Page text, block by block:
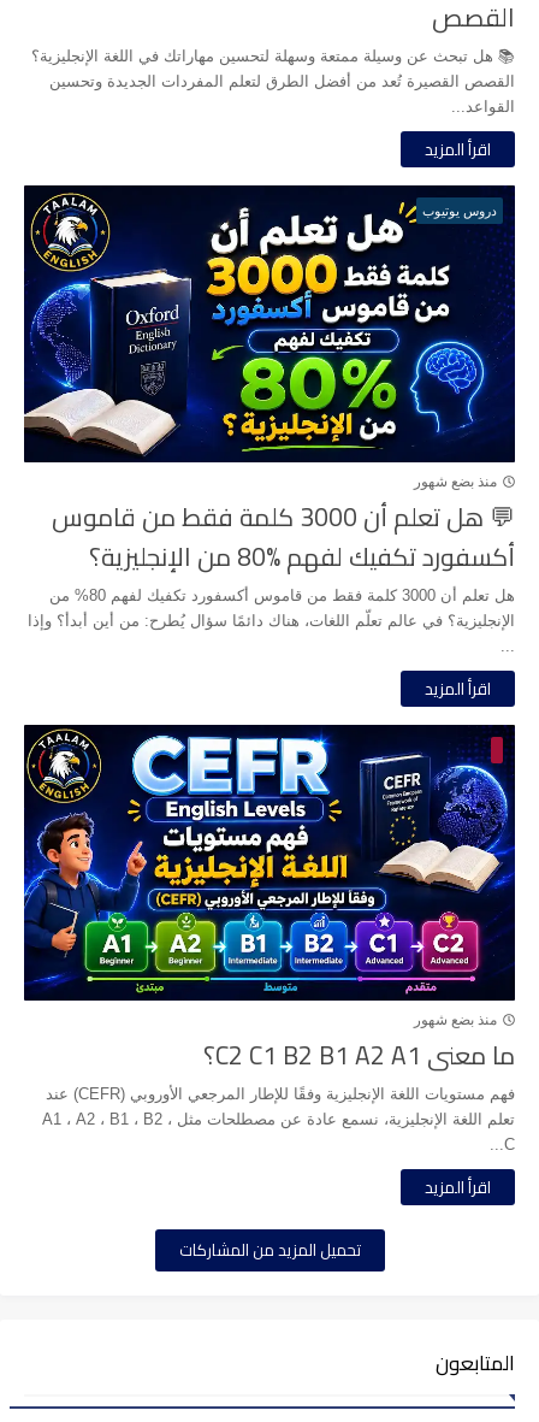
القصص
📚 هل تبحث عن وسيلة ممتعة وسهلة لتحسين مهاراتك في اللغة الإنجليزية؟
القصص القصيرة تُعد من أفضل الطرق لتعلم المفردات الجديدة وتحسين
القواعد...
اقرأ المزيد
دروس يوتيوب
منذ بضع شهور
💬 هل تعلم أن 3000 كلمة فقط من قاموس
أكسفورد تكفيك لفهم %80 من الإنجليزية؟
هل تعلم أن 3000 كلمة فقط من قاموس أكسفورد تكفيك لفهم 80% من
الإنجليزية؟ في عالم تعلّم اللغات، هناك دائمًا سؤال يُطرح: من أين أبدأ؟ وإذا
اقرأ المزيد
منذ بضع شهور
ما معنى C2 C1 B2 B1 A2 A1؟
فهم مستويات اللغة الإنجليزية وفقًا للإطار المرجعي الأوروبي (CEFR) عند
تعلم اللغة الإنجليزية، نسمع عادة عن مصطلحات مثل A1 ، A2 ، B1 ، B2 ،
C...
اقرأ المزيد
تحميل المزيد من المشاركات
المتابعون